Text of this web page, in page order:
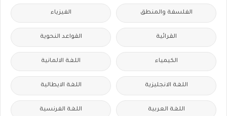
الفلسفة والمنطق الفيزياء
القرائية القواعد النحوية
الكيمياء اللغة الالمانية
اللغة الانجليزية اللغة الايطالية
اللغة العربية اللغة الفرنسية